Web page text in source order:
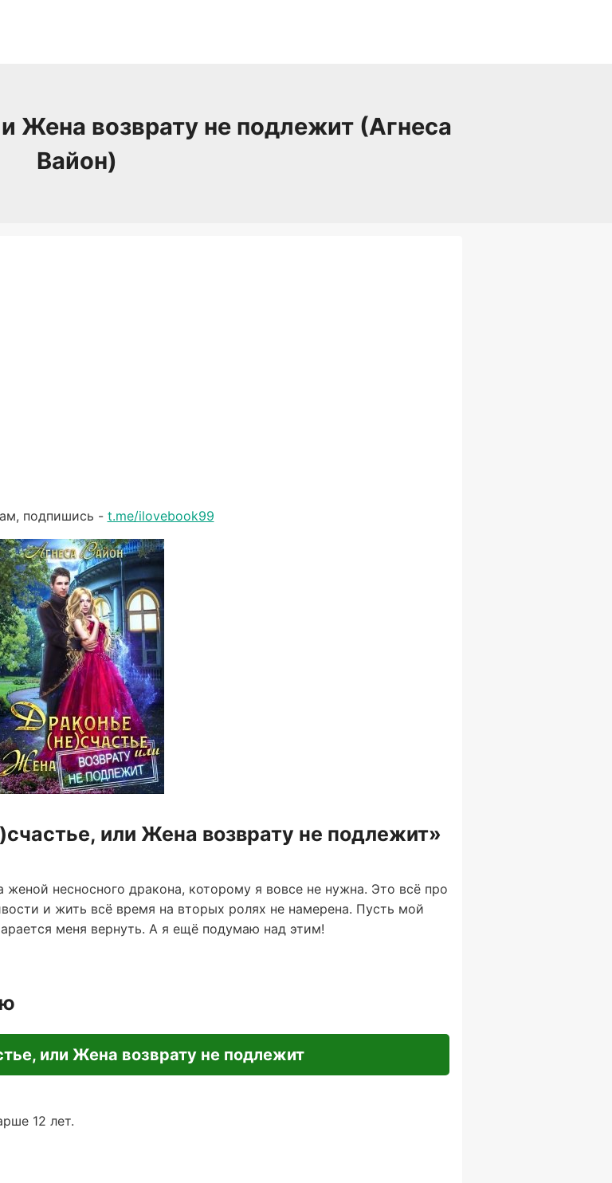
Жена возврату не подлежит (Агнеса
Вайон)
подпишись - t.me/ilovebook99
или Жена возврату не подлежит»
несносного дракона, которому я вовсе не нужна. Это всё про
и жить всё время на вторых ролях не намерена. Пусть мой
меня вернуть. А я ещё подумаю над этим!
или Жена возврату не подлежит
12 лет.